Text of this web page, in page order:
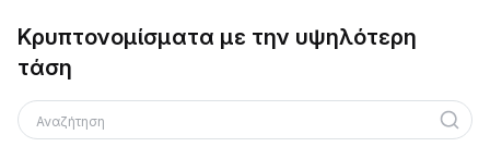
Κρυπτονομίσματα με την υψηλότερη
τάση
Αναζήτηση